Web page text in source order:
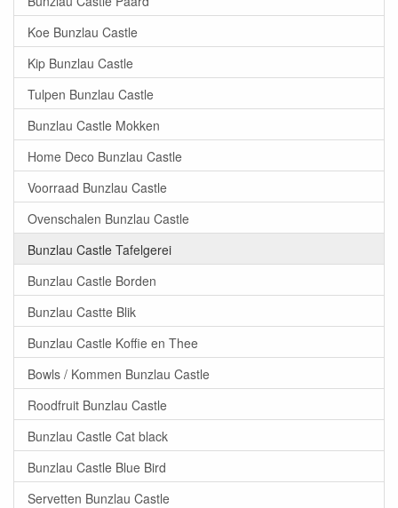
Koe Bunzlau Castle
Kip Bunzlau Castle
Tulpen Bunzlau Castle
Bunzlau Castle Mokken
Home Deco Bunzlau Castle
Voorraad Bunzlau Castle
Ovenschalen Bunzlau Castle
Bunzlau Castle Tafelgerei
Bunzlau Castle Borden
Bunzlau Castte Blik
Bunzlau Castle Koffie en Thee
Bowls / Kommen Bunzlau Castle
Roodfruit Bunzlau Castle
Bunzlau Castle Cat black
Bunzlau Castle Blue Bird
Servetten Bunzlau Castle